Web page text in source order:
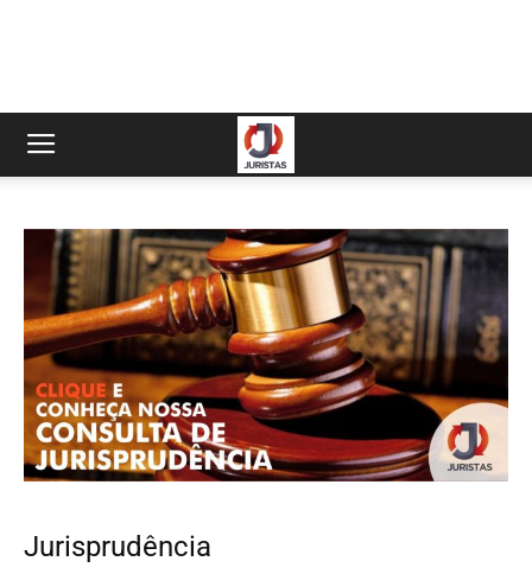
Jurisprudência